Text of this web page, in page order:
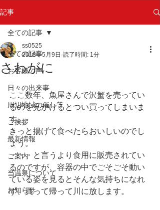
記事
全ての記事
お客様の声
日々の出来事
周辺地域の催し等
ご挨拶
最新情報
ご案内
当温泉について
お知らせ
全ての記事
さわがに
ss0525
2018年5月9日 読了時間: 1分
ここ数年、魚屋さんで沢蟹を売ってい
るのを見かけるとつい買ってしまいま
す。
きっと揚げて食べたらおいしいのでし
ょう。
・・・と言うより食用に販売されてい
るのですが、容器の中でごそごそ動い
ている姿を見るとそんな気持ちになれ
ず、買って帰って川に放します。